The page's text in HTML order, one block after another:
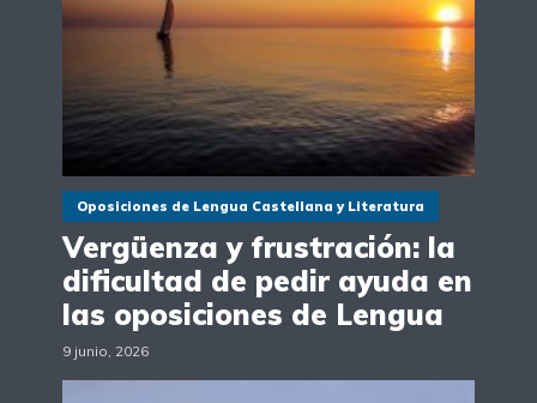
Oposiciones de Lengua Castellana y Literatura
Vergüenza y frustración: la
dificultad de pedir ayuda en
las oposiciones de Lengua
9 junio, 2026